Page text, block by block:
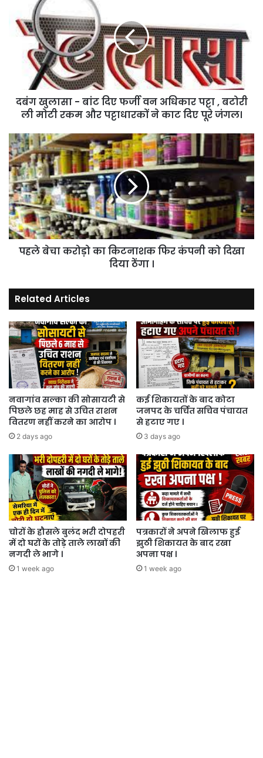
बांट
बटोरी
मोटी
रकम
और
पट्टाधारकों
ने
काट
दिए
पूरे
जंगल।
दबंग खुलासा - बांट दिए फर्जी वन अधिकार पट्टा , बटोरी
ली मोटी रकम और पट्टाधारकों ने काट दिए पूरे जंगल।
पहले
बेचा
करोड़ो
का
किटनाशक
फिर
कंपनी
को
दिखा
दियापहले बेचा करोड़ो का किटनाशक फिर कंपनी को दिखा
दिया ठेंगा ।
Related Articles
नवागांव सल्का की सोसायटी से
पिछले छह माह से उचित राशन
वितरण नहीं करने का आरोप ।
2 days ago
कई शिकायतों के बाद कोटा
जनपद के चर्चित सचिव पंचायत
से हटाए गए ।
3 days ago
चोरों के हौसले बुलंद भरी दोपहरी
में दो घरों के तोड़े ताले लाखों की
नगदी ले भागे ।
1 week ago
पत्रकारों ने अपने खिलाफ हुई
झुठी शिकायत के बाद रखा
अपना पक्ष ।
1 week ago